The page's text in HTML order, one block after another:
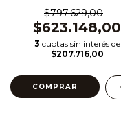
$797.629,00
$623.148,00
3 cuotas sin interés de
$207.716,00